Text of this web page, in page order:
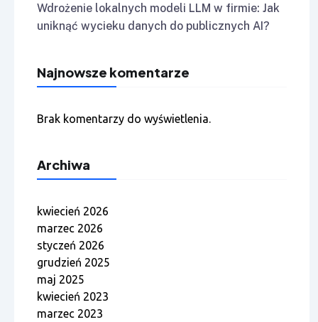
Wdrożenie lokalnych modeli LLM w firmie: Jak
uniknąć wycieku danych do publicznych AI?
Najnowsze komentarze
Brak komentarzy do wyświetlenia.
Archiwa
kwiecień 2026
marzec 2026
styczeń 2026
grudzień 2025
maj 2025
kwiecień 2023
marzec 2023